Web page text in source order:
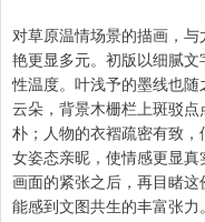
对草原温情场景的描画，
艳更显多元。初版以细腻
性温度。叶浅予的墨线也
云朵，背景木栅栏上斑驳
朴；人物的衣褶疏密有致
女姿态亲昵，使情感更显
画面的紧张之后，再目睹
能感到文图共生的丰富张力。